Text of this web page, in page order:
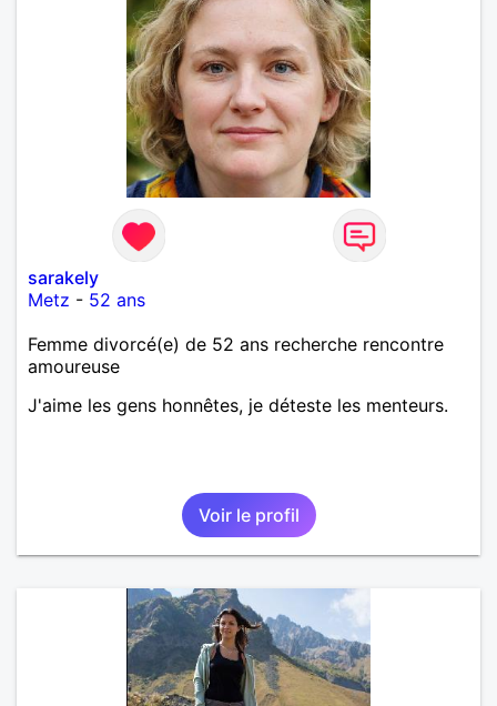
sarakely
Metz - 52 ans
Femme divorcé(e) de 52 ans recherche rencontre
amoureuse
J'aime les gens honnêtes, je déteste les menteurs.
Voir le profil